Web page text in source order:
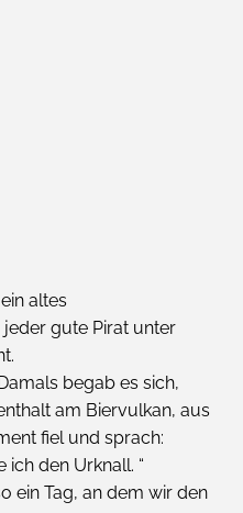
altes
jeder gute Pirat unter
begab es sich,
am Biervulkan, aus
fiel und sprach:
ich den Urknall. “
ein Tag, an dem wir den